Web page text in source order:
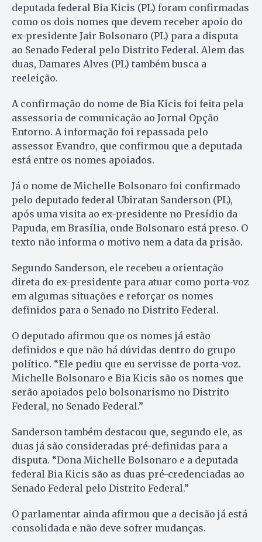
deputada federal Bia Kicis (PL) foram confirmadas
como os dois nomes que devem receber apoio do
ex-presidente Jair Bolsonaro (PL) para a disputa
ao Senado Federal pelo Distrito Federal. Alem das
duas, Damares Alves (PL) também busca a
reeleição.
A confirmação do nome de Bia Kicis foi feita pela
assessoria de comunicação ao Jornal Opção
Entorno. A informação foi repassada pelo
assessor Evandro, que confirmou que a deputada
está entre os nomes apoiados.
Já o nome de Michelle Bolsonaro foi confirmado
pelo deputado federal Ubiratan Sanderson (PL),
após uma visita ao ex-presidente no Presídio da
Papuda, em Brasília, onde Bolsonaro está preso. O
texto não informa o motivo nem a data da prisão.
Segundo Sanderson, ele recebeu a orientação
direta do ex-presidente para atuar como porta-voz
em algumas situações e reforçar os nomes
definidos para o Senado no Distrito Federal.
O deputado afirmou que os nomes já estão
definidos e que não há dúvidas dentro do grupo
político. “Ele pediu que eu servisse de porta-voz.
Michelle Bolsonaro e Bia Kicis são os nomes que
serão apoiados pelo bolsonarismo no Distrito
Federal, no Senado Federal.”
Sanderson também destacou que, segundo ele, as
duas já são consideradas pré-definidas para a
disputa. “Dona Michelle Bolsonaro e a deputada
federal Bia Kicis são as duas pré-credenciadas ao
Senado Federal pelo Distrito Federal.”
O parlamentar ainda afirmou que a decisão já está
consolidada e não deve sofrer mudanças.